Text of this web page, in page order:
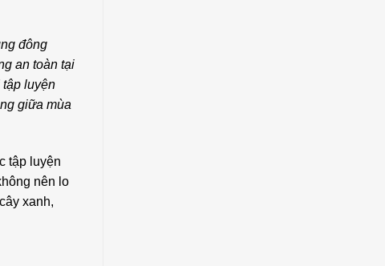
đông
an toàn tại
tập luyện
giữa mùa
tập luyện
nên lo
xanh,